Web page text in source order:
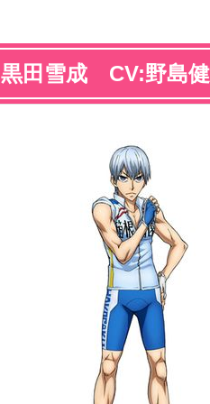
黒田雪成 CV:野島